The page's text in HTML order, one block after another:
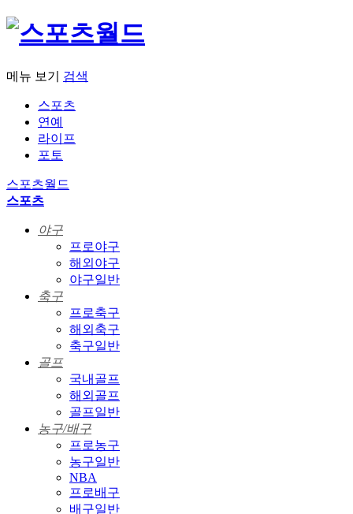
메뉴 보기 검색
스포츠
연예
라이프
포토
스포츠월드
스포츠
야구
프로야구
해외야구
야구일반
축구
프로축구
해외축구
축구일반
골프
국내골프
해외골프
골프일반
농구/배구
프로농구
농구일반
NBA
프로배구
배구일반